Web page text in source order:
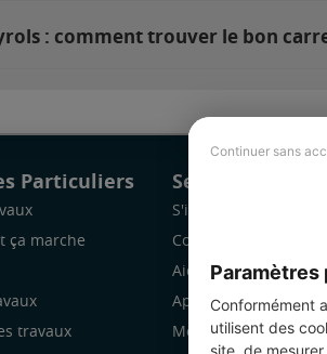
Continuer sans
Paramètres
Conformément
utilisent des
site, de
: comment trouver le bon
Particuliers
ça marche
travaux
Services Pro
S'inscrire
Comment ça marche
Aide
Application Mobile
Mon espace